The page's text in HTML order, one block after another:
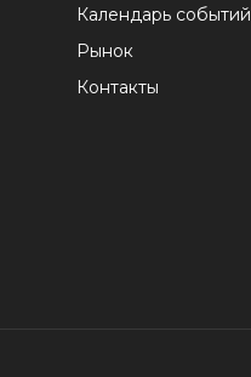
Календарь событий
Рынок
Контакты